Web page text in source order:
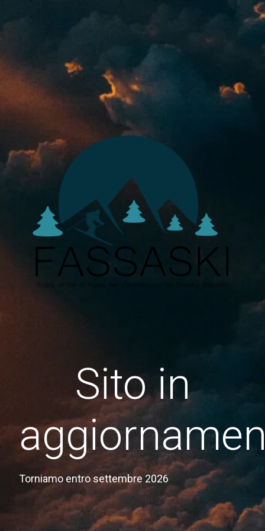
Sito in
Torniamo entro settembre 2026